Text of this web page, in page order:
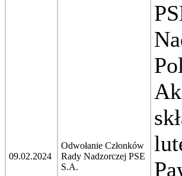
09.02.2024
Odwołanie Członków
Rady Nadzorczej PSE
S.A.